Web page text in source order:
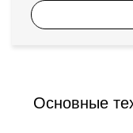
Основные